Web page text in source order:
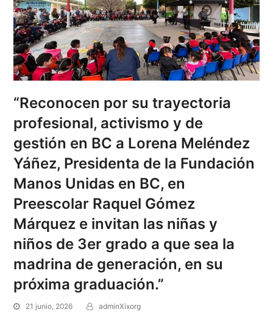
“Reconocen por su trayectoria
profesional, activismo y de
gestión en BC a Lorena Meléndez
Yáñez, Presidenta de la Fundación
Manos Unidas en BC, en
Preescolar Raquel Gómez
Márquez e invitan las niñas y
niños de 3er grado a que sea la
madrina de generación, en su
próxima graduación.”
21 junio, 2026
adminXixorg